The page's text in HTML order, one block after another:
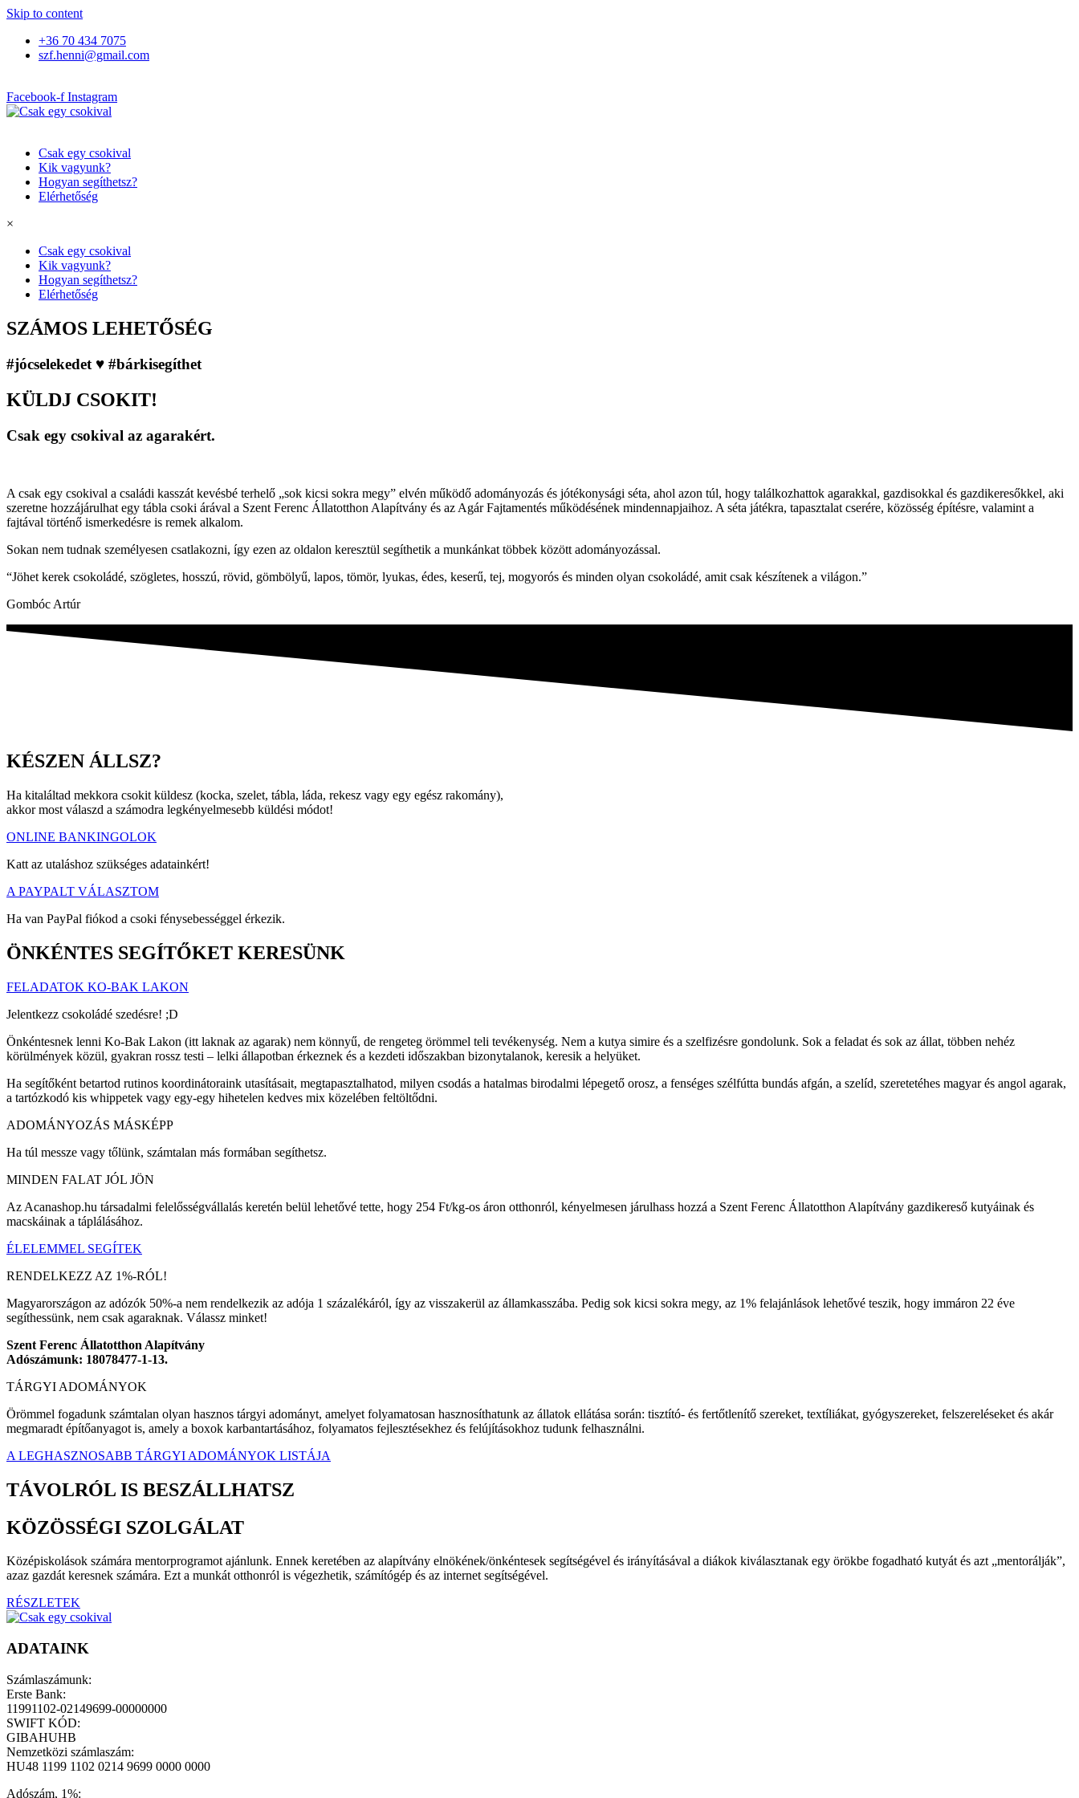
Skip to content
+36 70 434 7075
szf.henni@gmail.com
Facebook-f Instagram
Csak egy csokival
Kik vagyunk?
Hogyan segíthetsz?
Elérhetőség
×
Csak egy csokival
Kik vagyunk?
Hogyan segíthetsz?
Elérhetőség
SZÁMOS LEHETŐSÉG
#jócselekedet ♥ #bárkisegíthet
KÜLDJ CSOKIT!
Csak egy csokival az agarakért.
A csak egy csokival a családi kasszát kevésbé terhelő „sok kicsi sokra megy” elvén működő adományozás és jótékonysági séta, ahol azon túl, hogy találkozhattok agarakkal, gazdisokkal és gazdikeresőkkel, aki
szeretne hozzájárulhat egy tábla csoki árával a Szent Ferenc Állatotthon Alapítvány és az Agár Fajtamentés működésének mindennapjaihoz. A séta játékra, tapasztalat cserére, közösség építésre, valamint a
fajtával történő ismerkedésre is remek alkalom.
Sokan nem tudnak személyesen csatlakozni, így ezen az oldalon keresztül segíthetik a munkánkat többek között adományozással.
“Jöhet kerek csokoládé, szögletes, hosszú, rövid, gömbölyű, lapos, tömör, lyukas, édes, keserű, tej, mogyorós és minden olyan csokoládé, amit csak készítenek a világon.”
Gombóc Artúr
KÉSZEN ÁLLSZ?
Ha kitaláltad mekkora csokit küldesz (kocka, szelet, tábla, láda, rekesz vagy egy egész rakomány),
akkor most válaszd a számodra legkényelmesebb küldési módot!
ONLINE BANKINGOLOK
Katt az utaláshoz szükséges adatainkért!
A PAYPALT VÁLASZTOM
Ha van PayPal fiókod a csoki fénysebességgel érkezik.
ÖNKÉNTES SEGÍTŐKET KERESÜNK
FELADATOK KO-BAK LAKON
Jelentkezz csokoládé szedésre! ;D
Önkéntesnek lenni Ko-Bak Lakon (itt laknak az agarak) nem könnyű, de rengeteg örömmel teli tevékenység. Nem a kutya simire és a szelfizésre gondolunk. Sok a feladat és sok az állat, többen nehéz
körülmények közül, gyakran rossz testi – lelki állapotban érkeznek és a kezdeti időszakban bizonytalanok, keresik a helyüket.
Ha segítőként betartod rutinos koordinátoraink utasításait, megtapasztalhatod, milyen csodás a hatalmas birodalmi lépegető orosz, a fenséges szélfútta bundás afgán, a szelíd, szeretetéhes magyar és angol agarak,
a tartózkodó kis whippetek vagy egy-egy hihetelen kedves mix közelében feltöltődni.
ADOMÁNYOZÁS MÁSKÉPP
Ha túl messze vagy tőlünk, számtalan más formában segíthetsz.
MINDEN FALAT JÓL JÖN
Az Acanashop.hu társadalmi felelősségvállalás keretén belül lehetővé tette, hogy 254 Ft/kg-os áron otthonról, kényelmesen járulhass hozzá a Szent Ferenc Állatotthon Alapítvány gazdikereső kutyáinak és
macskáinak a táplálásához.
ÉLELEMMEL SEGÍTEK
RENDELKEZZ AZ 1%-RÓL!
Magyarországon az adózók 50%-a nem rendelkezik az adója 1 százalékáról, így az visszakerül az államkasszába. Pedig sok kicsi sokra megy, az 1% felajánlások lehetővé teszik, hogy immáron 22 éve
segíthessünk, nem csak agaraknak. Válassz minket!
Szent Ferenc Állatotthon Alapítvány
Adószámunk: 18078477-1-13.
TÁRGYI ADOMÁNYOK
Örömmel fogadunk számtalan olyan hasznos tárgyi adományt, amelyet folyamatosan hasznosíthatunk az állatok ellátása során: tisztító- és fertőtlenítő szereket, textíliákat, gyógyszereket, felszereléseket és akár
megmaradt építőanyagot is, amely a boxok karbantartásához, folyamatos fejlesztésekhez és felújításokhoz tudunk felhasználni.
A LEGHASZNOSABB TÁRGYI ADOMÁNYOK LISTÁJA
TÁVOLRÓL IS BESZÁLLHATSZ
KÖZÖSSÉGI SZOLGÁLAT
Középiskolások számára mentorprogramot ajánlunk. Ennek keretében az alapítvány elnökének/önkéntesek segítségével és irányításával a diákok kiválasztanak egy örökbe fogadható kutyát és azt „mentorálják”,
azaz gazdát keresnek számára. Ezt a munkát otthonról is végezhetik, számítógép és az internet segítségével.
RÉSZLETEK
ADATAINK
Számlaszámunk:
Erste Bank:
11991102-02149699-00000000
SWIFT KÓD:
GIBAHUHB
Nemzetközi számlaszám:
HU48 1199 1102 0214 9699 0000 0000
Adószám, 1%: